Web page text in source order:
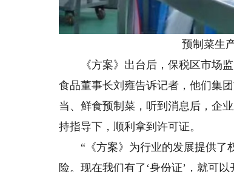
预制菜生产
《方案》出台后，保税区市场监
食品董事长刘雍告诉记者，他们集
当、鲜食预制菜，听到消息后，企
持指导下，顺利拿到许可证。
“《方案》为行业的发展提供了
险。现在我们有了‘身份证’，就可